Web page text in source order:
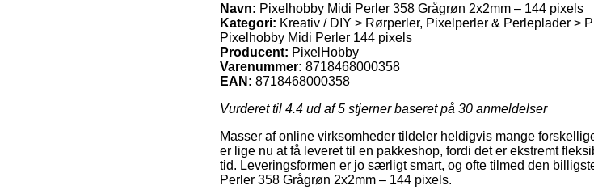
Navn: Pixelhobby Midi Perler 358 Grågrøn 2x2mm – 144 pixels
Kategori: Kreativ / DIY > Rørperler, Pixelperler & Perleplader >
Pixelhobby Midi Perler 144 pixels
Producent: PixelHobby
Varenummer: 8718468000358
EAN: 8718468000358
Vurderet til 4.4 ud af 5 stjerner baseret på 30 anmeldelser
Masser af online virksomheder tildeler heldigvis mange
er lige nu at få leveret til en pakkeshop, fordi det er ekstremt
tid. Leveringsformen er jo særligt smart, og ofte tilmed den
Perler 358 Grågrøn 2x2mm – 144 pixels.